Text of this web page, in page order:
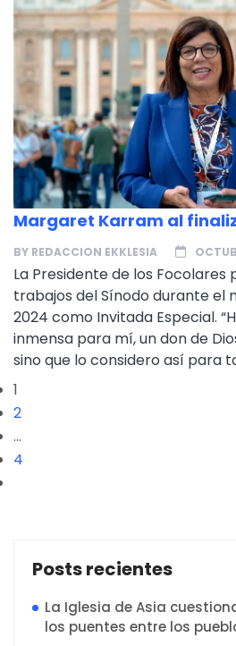
Margaret Karram al
BY REDACCION EKKLESIA
La Presidente de los Focolares
trabajos del Sínodo durante el
2024 como Invitada Especial.
inmensa para mí, un don de
sino que lo considero así para
1
2
…
4
Posts recientes
La Iglesia de Asia
los puentes entre los